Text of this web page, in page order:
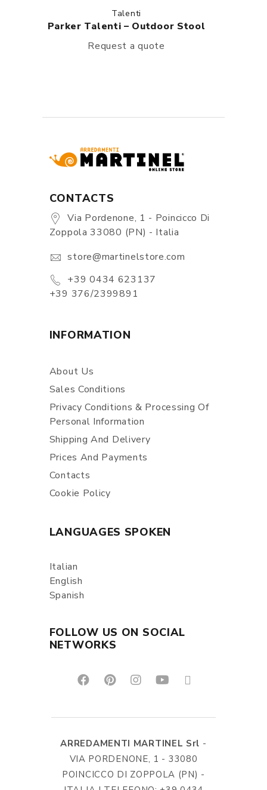
Talenti
Parker Talenti – Outdoor Stool
Request a quote
CONTACTS
Via Pordenone, 1 - Poincicco Di
Zoppola 33080 (PN) - Italia
store@martinelstore.com
+39 0434 623137
+39 376/2399891
INFORMATION
About Us
Sales Conditions
Privacy Conditions & Processing Of
Personal Information
Shipping And Delivery
Prices And Payments
Contacts
Cookie Policy
LANGUAGES SPOKEN
Italian
English
Spanish
FOLLOW US ON SOCIAL
NETWORKS
ARREDAMENTI MARTINEL Srl -
VIA PORDENONE, 1 - 33080
POINCICCO DI ZOPPOLA (PN) -